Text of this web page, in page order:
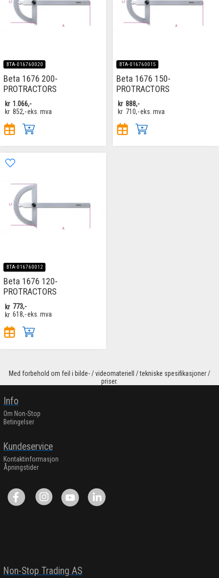
BTA-016760020
Beta 1676 200-
PROTRACTORS
kr 1.066,-
kr 852,-eks. mva
BTA-016760015
Beta 1676 150-
PROTRACTORS
kr 888,-
kr 710,-eks. mva
BTA-016760012
Beta 1676 120-
PROTRACTORS
kr 773,-
kr 618,-eks. mva
Med forbehold om feil i bilde- / videomateriell / tekniske spesifikasjoner /
priser.
Info
Om Non-Stop
Betingelser
Kundeservice
Kontaktinformasjon
Åpningstider
Non-Stop Trading AS